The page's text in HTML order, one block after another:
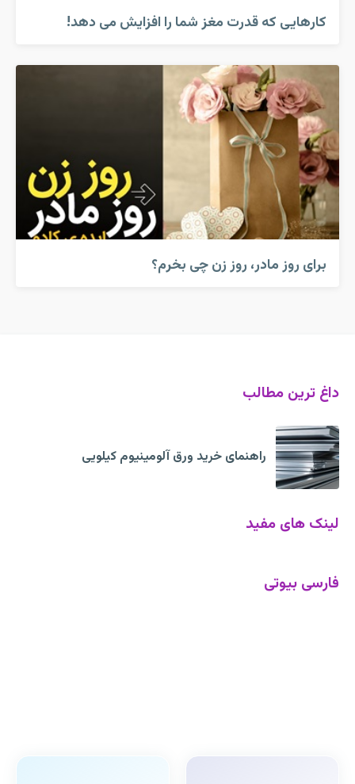
کارهایی که قدرت مغز شما را افزایش می دهد!
برای روز مادر، روز زن چی بخرم؟
داغ ترین مطالب
راهنمای خرید ورق آلومینیوم کیلویی
لینک های مفید
فارسی بیوتی